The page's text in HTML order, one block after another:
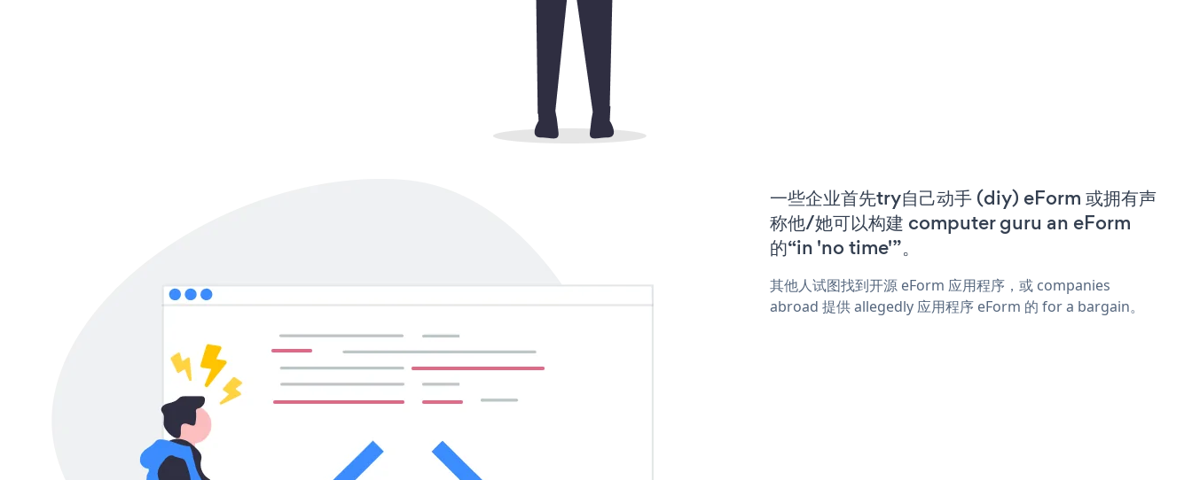
一些企业首先try自己动手 (diy) eForm 或拥有声
称他/她可以构建 computer guru an eForm
的“in 'no time'”。
其他人试图找到开源 eForm 应用程序，或 companies
abroad 提供 allegedly 应用程序 eForm 的 for a bargain。